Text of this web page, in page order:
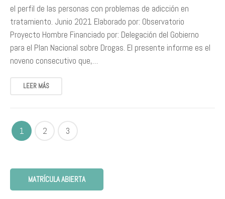
el perfil de las personas con problemas de adicción en
tratamiento. Junio 2021 Elaborado por: Observatorio
Proyecto Hombre Financiado por: Delegación del Gobierno
para el Plan Nacional sobre Drogas. El presente informe es el
noveno consecutivo que,…
LEER MÁS
1 2 3
MATRÍCULA ABIERTA